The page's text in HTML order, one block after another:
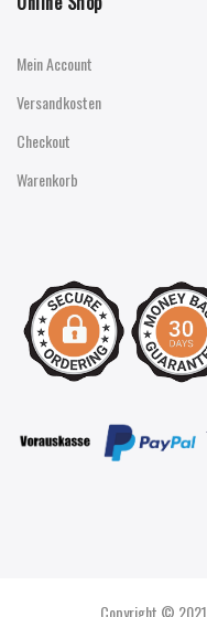
Mein Account
Versandkosten
Checkout
Warenkorb